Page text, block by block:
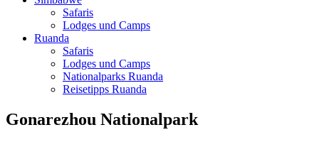
Safaris
Lodges und Camps
Ruanda
Safaris
Lodges und Camps
Nationalparks Ruanda
Reisetipps Ruanda
Gonarezhou Nationalpark